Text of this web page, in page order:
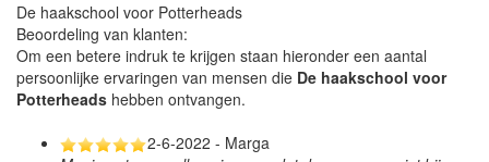
De haakschool voor Potterheads
Beoordeling van klanten:
Om een betere indruk te krijgen staan hieronder een aantal
persoonlijke ervaringen van mensen die De haakschool voor
Potterheads hebben ontvangen.
2-6-2022 - Marga